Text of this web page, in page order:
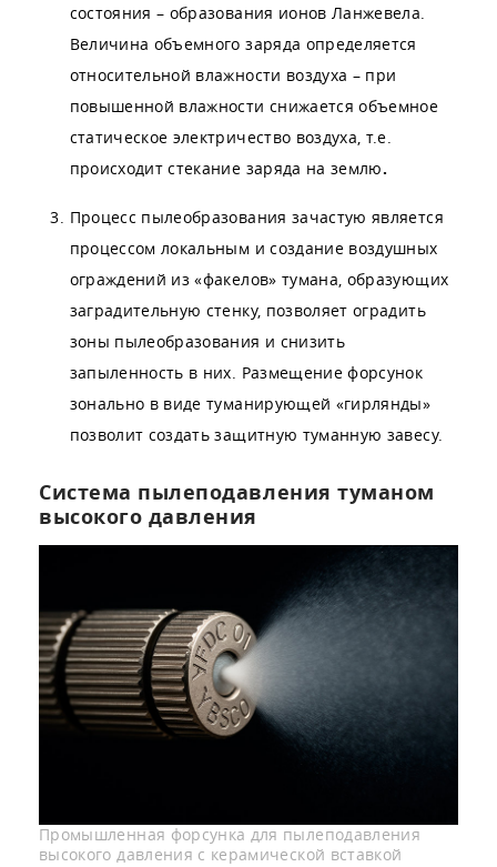
состояния – образования ионов Ланжевела.
Величина объемного заряда определяется
относительной влажности воздуха – при
повышенной влажности снижается объемное
статическое электричество воздуха, т.е.
происходит стекание заряда на землю.
Процесс пылеобразования зачастую является
процессом локальным и создание воздушных
ограждений из «факелов» тумана, образующих
заградительную стенку, позволяет оградить
зоны пылеобразования и снизить
запыленность в них. Размещение форсунок
зонально в виде туманирующей «гирлянды»
позволит создать защитную туманную завесу.
Система пылеподавления туманом
высокого давления
Промышленная форсунка для пылеподавления
высокого давления с керамической вставкой